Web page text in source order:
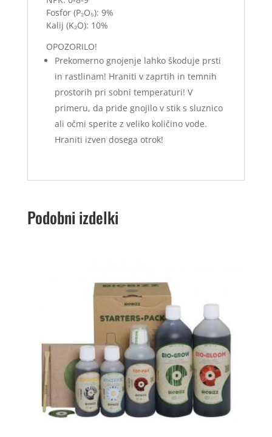
Fosfor (P₂O₅): 9%
Kalij (K₂O): 10%
OPOZORILO!
Prekomerno gnojenje lahko škoduje prsti
in rastlinam! Hraniti v zaprtih in temnih
prostorih pri sobni temperaturi! V
primeru, da pride gnojilo v stik s sluznico
ali očmi sperite z veliko količino vode.
Hraniti izven dosega otrok!
Podobni izdelki